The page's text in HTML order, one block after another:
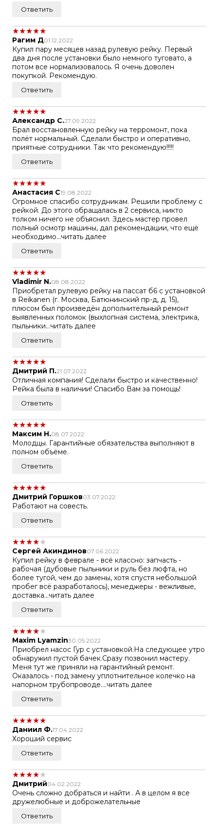
Ответить
★★★★★
Рагим Д01.12.2022
Купил пару месяцев назад рулевую рейку. Первый
два дня после установки было немного туговато, а
потом все нормализовалось. Я очень доволен
покупкой. Рекомендую.
Ответить
★★★★★
Александр С.27.09.2022
Брал восстановленную рейку на терромонт, пока
полёт нормальный. Сделали быстро и оперативно,
приятные сотрудники. Так что рекомендую!!!!!
Ответить
★★★★★
Анастасия С19.08.2022
Огромное спасибо сотрудникам. Решили проблему с
рейкой. До этого обращалась в 2 сервиса, никто
толком ничего не объяснил. Здесь мастер провел
полный осмотр машины, дал рекомендации, что ещё
необходимо...читать далее
Ответить
★★★★★
Vladimir N.08.08.2022
Приобретал рулевую рейку на пассат б6 с установкой
в Reikanen (г. Москва, Батюнинский пр-д, д. 15),
плюсом был произведён дополнительный ремонт
выявленных поломок (выхлопная система, электрика,
пыльники...читать далее
Ответить
★★★★★
Дмитрий П.21.07.2022
Отличная компания! Сделали быстро и качественно!
Рейка была в наличии! Спасибо Вам за помощь!
Ответить
★★★★★
Максим Н.08.07.2022
Молодцы. Гарантийные обязательства выполняют в
полном объёме.
Ответить
★★★★★
Дмитрий Горшков03.07.2022
Работают на совесть.
Ответить
★★★★★
Сергей Акиндинов07.06.2022
Купил рейку в феврале - всё классно: запчасть -
рабочая (дубовые пыльники и руль без люфта, но
более тугой, чем до замены, хотя спустя небольшой
пробег всё разработалось), менеджеры - вежливые,
доставка...читать далее
Ответить
★★★★★
Maxim Lyamzin30.05.2022
Приобрел насос Гур с установкой.На следующее утро
обнаружил пустой бачек.Сразу позвонил мастеру.
Меня тут же приняли на гарантийный ремонт.
Оказалось - под замену уплотнительное колечко на
напорном трубопроводе....читать далее
Ответить
★★★★★
Даниил Ф.17.04.2022
Хороший сервис
Ответить
★★★★★
Дмитрий04.02.2022
Очень сложно добраться и найти . А в целом я все
дружелюбные и доброжелательные
Ответить